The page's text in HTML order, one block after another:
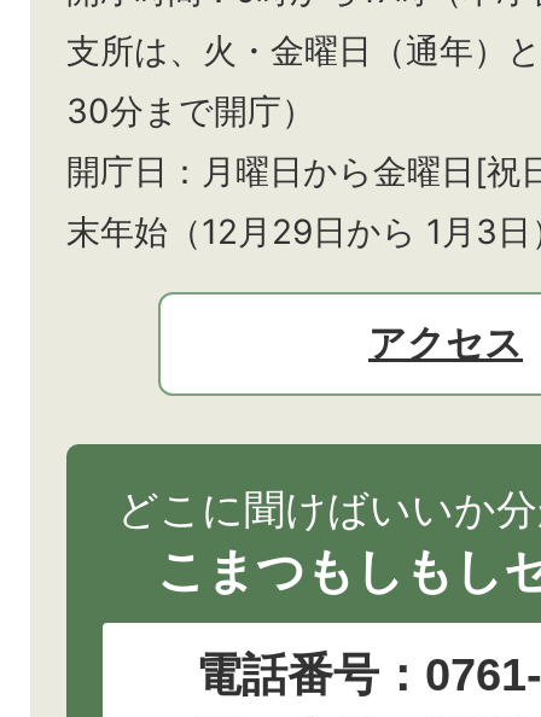
支所は、火・金曜日（通年）と
30分まで開庁）
開庁日：月曜日から金曜日[祝
末年始（12月29日から 1月3
アクセス
どこに聞けばいいか
こまつもしもし
電話番号：